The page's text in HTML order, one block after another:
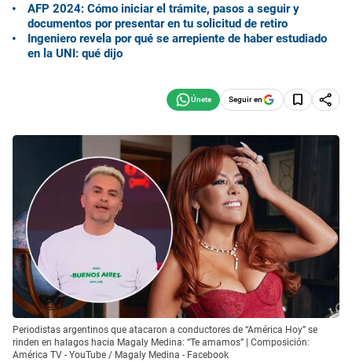
AFP 2024: Cómo iniciar el trámite, pasos a seguir y
documentos por presentar en tu solicitud de retiro
Ingeniero revela por qué se arrepiente de haber estudiado
en la UNI: qué dijo
Seguir en
Periodistas argentinos que atacaron a conductores de “América Hoy” se
rinden en halagos hacia Magaly Medina: “Te amamos” | Composición:
América TV - YouTube / Magaly Medina - Facebook